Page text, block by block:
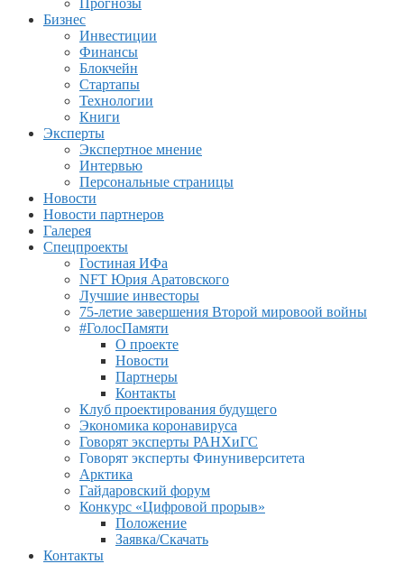
Прогнозы
Бизнес
Инвестиции
Финансы
Блокчейн
Стартапы
Технологии
Книги
Эксперты
Экспертное мнение
Интервью
Персональные страницы
Новости
Новости партнеров
Галерея
Спецпроекты
Гостиная ИФа
NFT Юрия Аратовского
Лучшие инвесторы
75-летие завершения Второй мировоой войны
#ГолосПамяти
О проекте
Новости
Партнеры
Контакты
Клуб проектирования будущего
Экономика коронавируса
Говорят эксперты РАНХиГС
Говорят эксперты Финуниверситета
Арктика
Гайдаровский форум
Конкурс «Цифровой прорыв»
Положение
Заявка/Скачать
Контакты